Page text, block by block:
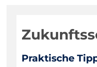
Praktische